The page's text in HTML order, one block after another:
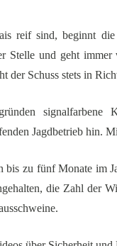
reif sind, beginnt
Stelle und geht
der Schuss stets in
signalfarbene
Jagdbetrieb hin.
bis zu fünf Monate im
die Zahl der